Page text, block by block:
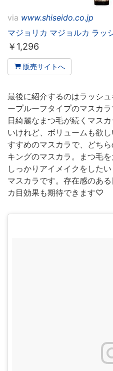
via www.shiseido.co.jp
マジョリカ マジョルカ ラッ
￥ 1,296
販売サイトへ
最後に紹介するのはラッシ
ープルーフタイプのマスカ
日綺麗なまつ毛が続くマス
いけれど、ボリュームも欲
すすめのマスカラで、どち
キングのマスカラ。まつ毛
しっかりアイメイクをした
マスカラです。存在感のあ
カ目効果も期待できます♡